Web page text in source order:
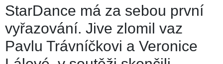
StarDance má za sebou první
vyřazování. Jive zlomil vaz
Pavlu Trávníčkovi a Veronice